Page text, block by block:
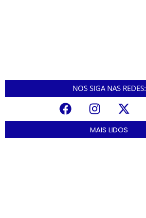
NOS SIGA NAS REDES:
MAIS LIDOS